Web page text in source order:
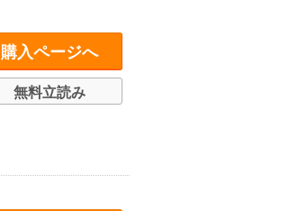
購入ページへ
無料立読み